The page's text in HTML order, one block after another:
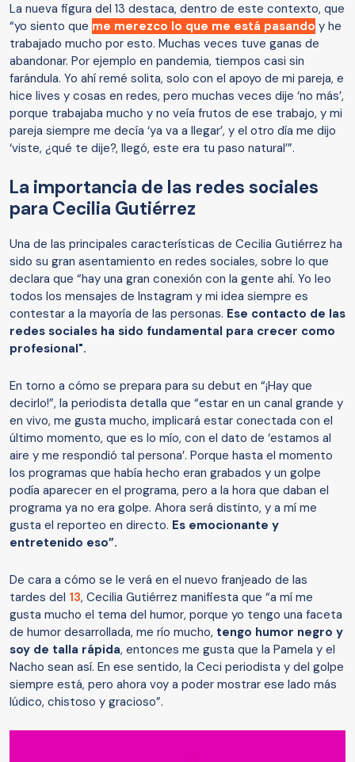
La nueva figura del 13 destaca, dentro de este contexto, que
“yo siento que me merezco lo que me está pasando y he
trabajado mucho por esto. Muchas veces tuve ganas de
abandonar. Por ejemplo en pandemia, tiempos casi sin
farándula. Yo ahí remé solita, solo con el apoyo de mi pareja, e
hice lives y cosas en redes, pero muchas veces dije ‘no más’,
porque trabajaba mucho y no veía frutos de ese trabajo, y mi
pareja siempre me decía ‘ya va a llegar’, y el otro día me dijo
‘viste, ¿qué te dije?, llegó, este era tu paso natural’”.
La importancia de las redes sociales
para Cecilia Gutiérrez
Una de las principales características de Cecilia Gutiérrez ha
sido su gran asentamiento en redes sociales, sobre lo que
declara que “hay una gran conexión con la gente ahí. Yo leo
todos los mensajes de Instagram y mi idea siempre es
contestar a la mayoría de las personas. Ese contacto de las
redes sociales ha sido fundamental para crecer como
profesional".
En torno a cómo se prepara para su debut en “¡Hay que
decirlo!”, la periodista detalla que “estar en un canal grande y
en vivo, me gusta mucho, implicará estar conectada con el
último momento, que es lo mío, con el dato de ‘estamos al
aire y me respondió tal persona’. Porque hasta el momento
los programas que había hecho eran grabados y un golpe
podía aparecer en el programa, pero a la hora que daban el
programa ya no era golpe. Ahora será distinto, y a mí me
gusta el reporteo en directo. Es emocionante y
entretenido eso”.
De cara a cómo se le verá en el nuevo franjeado de las
tardes del 13, Cecilia Gutiérrez manifiesta que “a mí me
gusta mucho el tema del humor, porque yo tengo una faceta
de humor desarrollada, me río mucho, tengo humor negro y
soy de talla rápida, entonces me gusta que la Pamela y el
Nacho sean así. En ese sentido, la Ceci periodista y del golpe
siempre está, pero ahora voy a poder mostrar ese lado más
lúdico, chistoso y gracioso”.